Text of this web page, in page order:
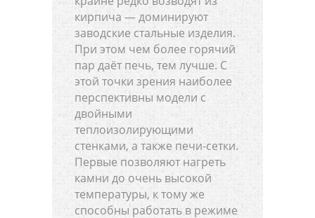
кирпича — доминируют
заводские стальные изделия.
При этом чем более горячий
пар даёт печь, тем лучше. С
этой точки зрения наиболее
перспективны модели с
двойными
теплоизолирующими
стенками, а также печи-сетки.
Первые позволяют нагреть
камни до очень высокой
температуры, к тому же
способны работать в режиме